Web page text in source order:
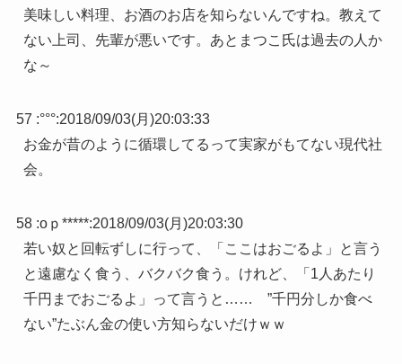
美味しい料理、お酒のお店を知らないんですね。教えて
ない上司、先輩が悪いです。あとまつこ氏は過去の人か
な～
57 :°°°:2018/09/03(月)20:03:33
お金が昔のように循環してるって実家がもてない現代社
会。
58 :oｐ*****:2018/09/03(月)20:03:30
若い奴と回転ずしに行って、「ここはおごるよ」と言う
と遠慮なく食う、バクバク食う。けれど、「1人あたり
千円までおごるよ」って言うと…… ”千円分しか食べ
ない”たぶん金の使い方知らないだけｗｗ